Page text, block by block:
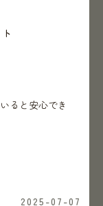
ると安心でき
2025-07-07